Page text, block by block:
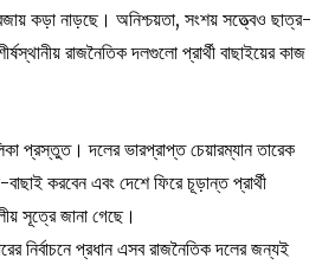
কড়া নাড়ছে। অনিশ্চয়তা, সংশয় সত্ত্বেও ছাত্র-
রাজনৈতিক দলগুলো প্রার্থী বাছাইয়ের কাজ
প্রস্তুত। দলের ভারপ্রাপ্ত চেয়ারম্যান তারেক
করবেন এবং দেশে ফিরে চূড়ান্ত প্রার্থী
সূত্রে জানা গেছে।
নির্বাচনে প্রধান এসব রাজনৈতিক দলের জন্যই